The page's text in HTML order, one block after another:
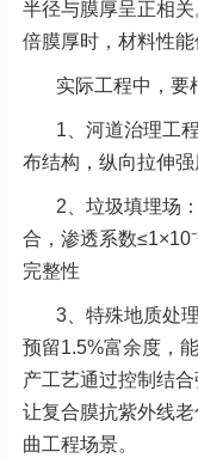
半径与膜厚呈正相
倍膜厚时，材料性能
实际工程中，要
1、河道治理工
布结构，纵向拉伸
2、垃圾填埋场
合，渗透系数
完整性
3、 特殊地质处
预留1.5%富余度，
产工艺通过控制结合
让复合膜抗紫外线
曲工程场景。